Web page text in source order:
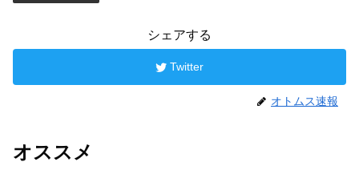
シェアする
Twitter
オトムス速報
オススメ